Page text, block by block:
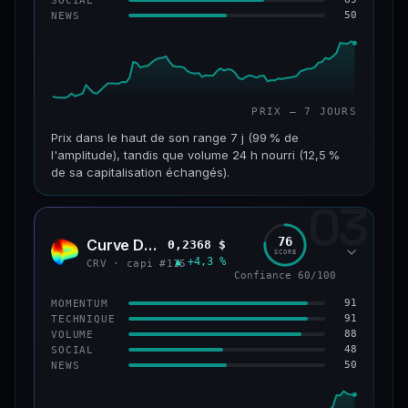
CONFIANCE 61/100
NEWS 50
PRIX — 7 JOURS
Prix dans le haut de son range 7 j (99 % de
l'amplitude), tandis que volume 24 h nourri (12,5 %
de sa capitalisation échangés).
CAP. MARCHÉ VOLUME 24 H
VAR. 7 J VAR. 30 J
+82,3 %
VS ATH
−69,6 % #65
CONFIANCE 66/100
03
CRV Curve DAO
CRV · capi #115
0,2368 $
▲ +4,3 %
76
SCORE
Confiance 60/100
MOMENTUM 91
TECHNIQUE 91
VOLUME 88
SOCIAL 48
NEWS 50